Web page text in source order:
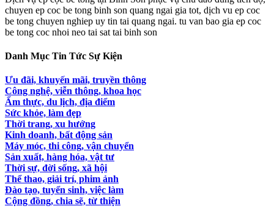
chuyen ep coc be tong binh son quang ngai gia tot, dịch vu ep coc
be tong chuyen nghiep uy tin tai quang ngai. tu van bao gia ep coc
be tong coc nhoi neo tai sat tai binh son
Danh Mục Tin Tức Sự Kiện
Ưu đãi, khuyến mãi, truyền thông
Công nghệ, viễn thông, khoa học
Ẩm thực, du lịch, địa điểm
Sức khỏe, làm đẹp
Thời trang, xu hướng
Kinh doanh, bất động sản
Máy móc, thi công, vận chuyển
Sản xuất, hàng hóa, vật tư
Thời sự, đời sống, xã hội
Thể thao, giải trí, phim ảnh
Đào tạo, tuyển sinh, việc làm
Cộng đồng, chia sẽ, từ thiện